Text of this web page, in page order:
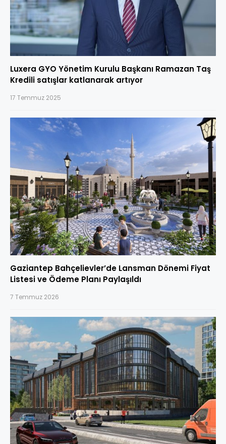
Luxera GYO Yönetim Kurulu Başkanı Ramazan Taş
Kredili satışlar katlanarak artıyor
17 Temmuz 2025
Gaziantep Bahçelievler’de Lansman Dönemi Fiyat
Listesi ve Ödeme Planı Paylaşıldı
7 Temmuz 2026